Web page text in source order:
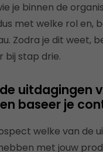
je binnen de
met welke rol en,
Zodra je dit weet,
bij stap drie.
uitdagingen
baseer je
welke van de
met jouw